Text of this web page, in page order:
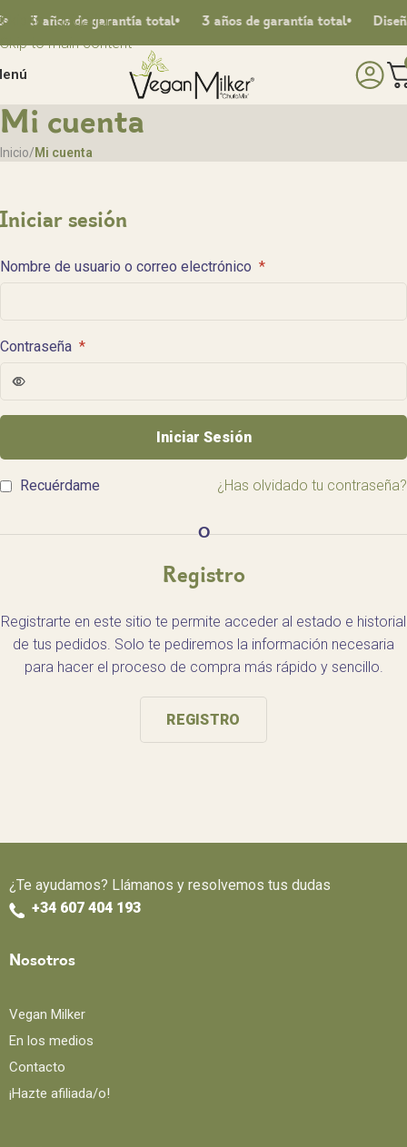
Skip to navigation
Skip to main content
3 años de garantía total 3 años de garantía total
Mi cuenta
Inicio Mi cuenta
Iniciar sesión
Nombre de usuario o correo electrónico *
Contraseña *
Iniciar Sesión
¿Has olvidado tu contraseña?
Recuérdame
O
Registro
Registrarte en este sitio te permite acceder al estado e historial
de tus pedidos. Solo te pediremos la información necesaria
para hacer el proceso de compra más rápido y sencillo.
REGISTRO
¿Te ayudamos? Llámanos y resolvemos tus dudas
+34 607 404 193
Nosotros
Vegan Milker
En los medios
Contacto
¡Hazte afiliada/o!